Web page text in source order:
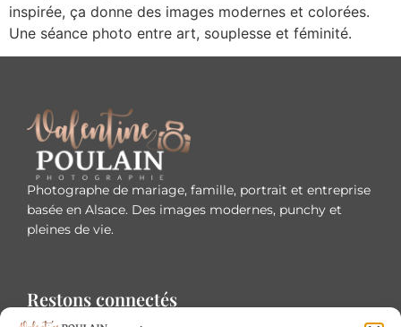
inspirée, ça donne des images modernes et colorées.
Une séance photo entre art, souplesse et féminité.
Photographe de mariage, famille, portrait et entreprise
basée en Alsace. Des images modernes, punchy et
pleines de vie.
Restons connectés